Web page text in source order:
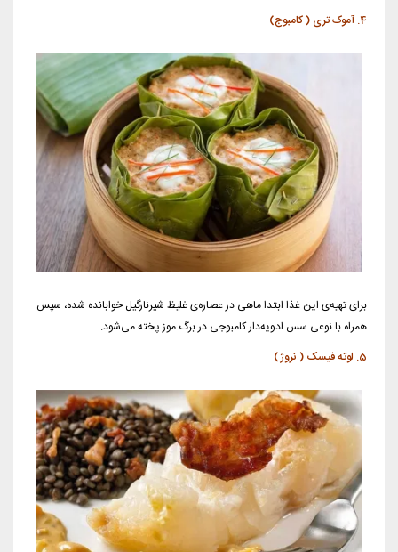
4. آموک تری ( کامبوج)
برای تهیه‌ی این غذا ابتدا ماهی در عصاره‌ی غلیظ شیرنارگیل خوابانده شده، سپس
همراه با نوعی سس ادویه‌دار کامبوجی در برگ موز پخته می‌شود.
5. لوته فیسک ( نروژ)